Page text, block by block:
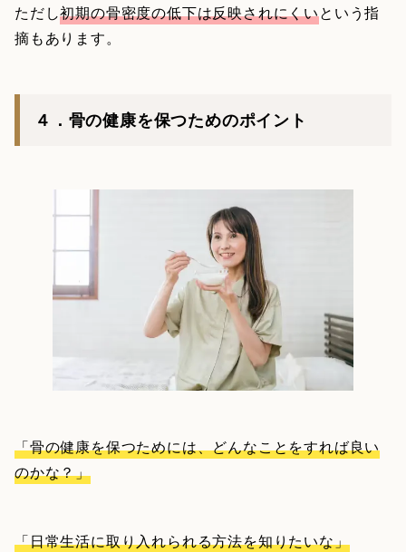
ただし初期の骨密度の低下は反映されにくいという指
摘もあります。
４．骨の健康を保つためのポイント
「骨の健康を保つためには、どんなことをすれば良い
のかな？」
「日常生活に取り入れられる方法を知りたいな」